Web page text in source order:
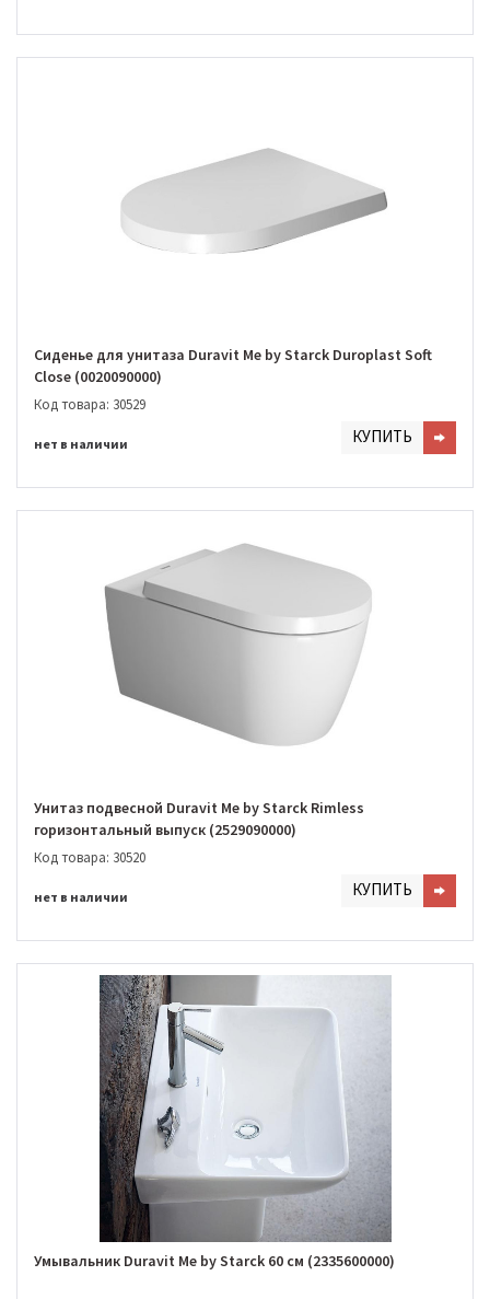
Сиденье для унитаза Duravit Me by Starck Duroplast Soft
Close (0020090000)
Код товара: 30529
нет в наличии КУПИТЬ
Унитаз подвесной Duravit Me by Starck Rimless
горизонтальный выпуск (2529090000)
Код товара: 30520
нет в наличии КУПИТЬ
Умывальник Duravit Me by Starck 60 см (2335600000)